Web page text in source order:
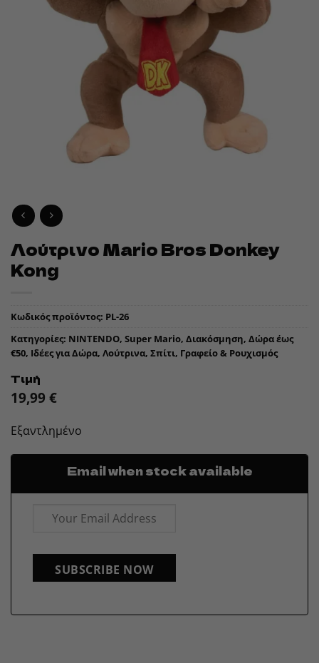
Λούτρινο Mario Bros Donkey
Kong
Κωδικός προϊόντος: PL-26
Κατηγορίες: NINTENDO, Super Mario, Διακόσμηση, Δώρα έως
€50, Ιδέες για Δώρα, Λούτρινα, Σπίτι, Γραφείο & Ρουχισμός
Τιμή
19,99 €
Εξαντλημένο
Email when stock available
SUBSCRIBE NOW